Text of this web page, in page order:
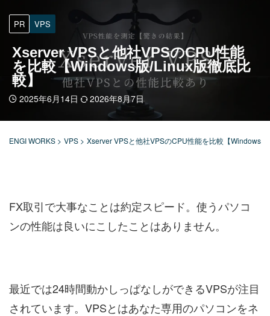
PR VPS
Xserver VPSと他社VPSのCPU性能
を比較【Windows版/Linux版徹底比
較】
2025年6月14日 2026年8月7日
ENGI WORKS > VPS > Xserver VPSと他社VPSのCPU性能を比較【Windows
FX取引で大事なことは約定スピード。使うパソコ
ンの性能は良いにこしたことはありません。
最近では24時間動かしっぱなしができるVPSが注目
されています。VPSとはあなた専用のパソコンをネ